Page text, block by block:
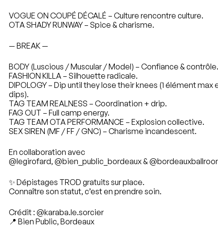
VOGUE ON COUPÉ DÉCALÉ – Culture rencontre culture.
OTA SHADY RUNWAY – Spice & charisme.
— BREAK —
BODY (Luscious / Muscular / Model) – Confiance & contrôle.
FASHION KILLA – Silhouette radicale.
DIPOLOGY – Dip until they lose their knees (1 élément max
dips).
TAG TEAM REALNESS – Coordination + drip.
FAG OUT – Full camp energy.
TAG TEAM OTA PERFORMANCE – Explosion collective.
SEX SIREN (MF / FF / GNC) – Charisme incandescent.
En collaboration avec
@legirofard, @bien_public_bordeaux&
✨ Dépistages TROD gratuits sur place.
Connaître son statut, c’est en prendre soin.
Crédit : @karaba.le.sorcier
📍 Bien Public, Bordeaux